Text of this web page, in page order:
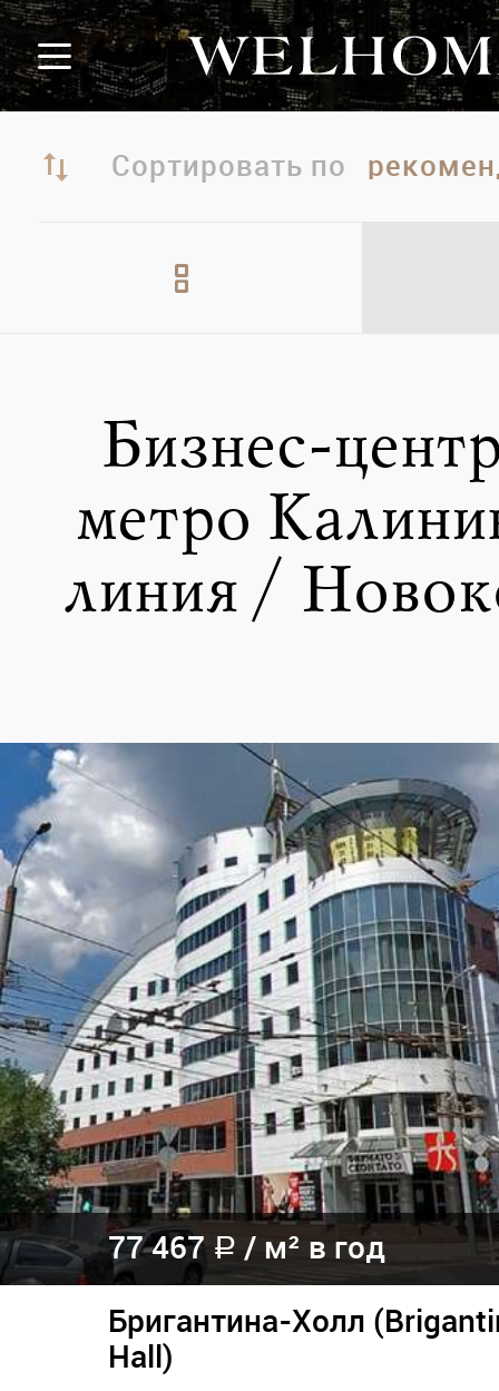
Сортировать по
Бизнес-
метро
линия /
77 467 a / м² в год
Бригантина-Холл
Hall)